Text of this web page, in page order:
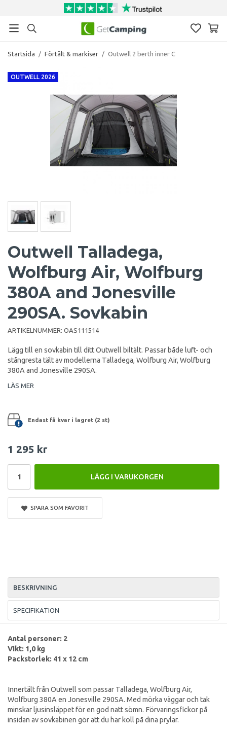
Startsida / Förtält & markiser / Outwell 2 berth inner C
OUTWELL 2026
Outwell Talladega,
Wolfburg Air, Wolfburg
380A and Jonesville
290SA. Sovkabin
ARTIKELNUMMER: OAS111514
Lägg till en sovkabin till ditt Outwell biltält. Passar både luft- och
stångresta tält av modellerna Talladega, Wolfburg Air, Wolfburg
380A and Jonesville 290SA.
LÄS MER
Endast få kvar i lagret (2 st)
1 295 kr
LÄGG I VARUKORGEN
SPARA SOM FAVORIT
BESKRIVNING
SPECIFIKATION
Antal personer: 2
Vikt: 1,0 kg
Packstorlek: 41 x 12 cm
Innertält från Outwell som passar Talladega, Wolfburg Air,
Wolfburg 380A en Jonesville 290SA. Med mörka väggar och tak
minskar ljusinsläppet för en god natt sömn. Förvaringsfickor på
insidan av sovkabinen gör att du har koll på dina prylar.